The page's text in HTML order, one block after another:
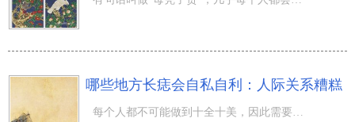
哪些地方长痣会自私自利：人际关系糟糕